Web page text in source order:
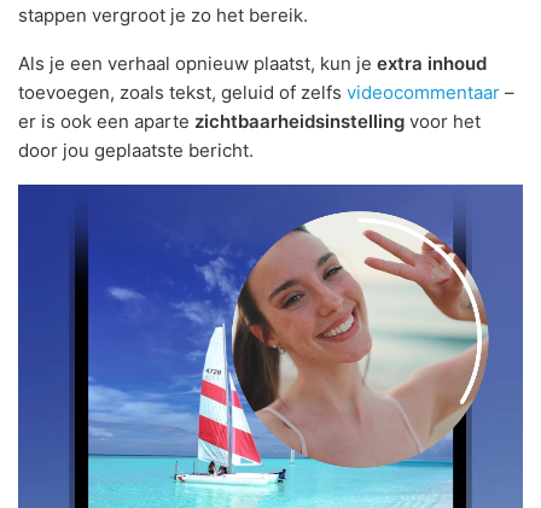
stappen vergroot je zo het bereik.
Als je een verhaal opnieuw plaatst, kun je extra inhoud
toevoegen, zoals tekst, geluid of zelfs videocommentaar –
er is ook een aparte zichtbaarheidsinstelling voor het
door jou geplaatste bericht.